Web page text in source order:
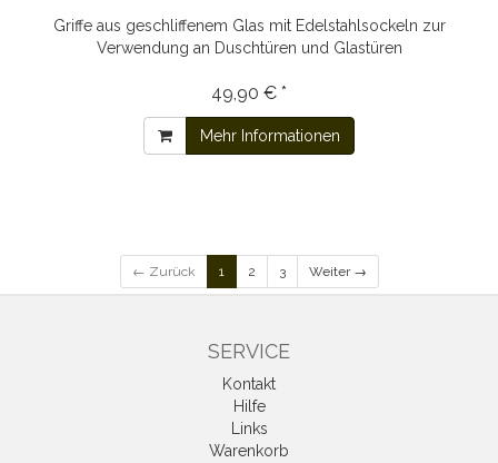
Griffe aus geschliffenem Glas mit Edelstahlsockeln zur
Verwendung an Duschtüren und Glastüren
49,90 € *
Mehr Informationen
← Zurück 1 2 3 Weiter →
SERVICE
Kontakt
Hilfe
Links
Warenkorb